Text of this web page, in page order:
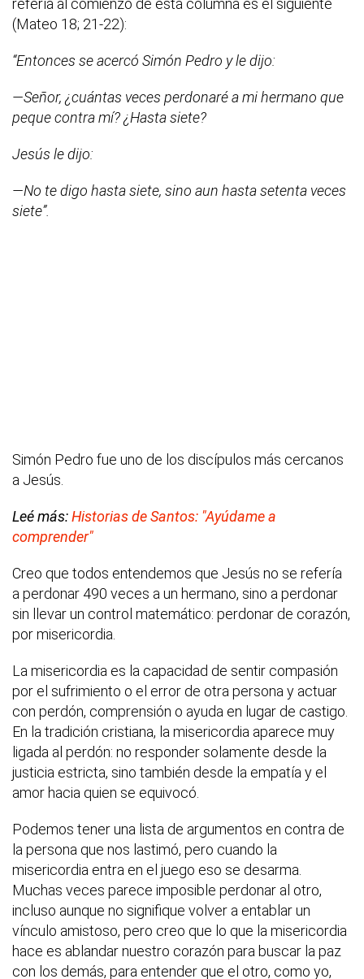
refería al comienzo de esta columna es el siguiente
(Mateo 18; 21-22):
“Entonces se acercó Simón Pedro y le dijo:
—Señor, ¿cuántas veces perdonaré a mi hermano que
peque contra mí? ¿Hasta siete?
Jesús le dijo:
—No te digo hasta siete, sino aun hasta setenta veces
siete”.
Simón Pedro fue uno de los discípulos más cercanos
a Jesús.
Leé más:Historias de Santos: "Ayúdame a
comprender"
Creo que todos entendemos que Jesús no se refería
a perdonar 490 veces a un hermano, sino a perdonar
sin llevar un control matemático: perdonar de corazón,
por misericordia.
La misericordia es la capacidad de sentir compasión
por el sufrimiento o el error de otra persona y actuar
con perdón, comprensión o ayuda en lugar de castigo.
En la tradición cristiana, la misericordia aparece muy
ligada al perdón: no responder solamente desde la
justicia estricta, sino también desde la empatía y el
amor hacia quien se equivocó.
Podemos tener una lista de argumentos en contra de
la persona que nos lastimó, pero cuando la
misericordia entra en el juego eso se desarma.
Muchas veces parece imposible perdonar al otro,
incluso aunque no signifique volver a entablar un
vínculo amistoso, pero creo que lo que la misericordia
hace es ablandar nuestro corazón para buscar la paz
con los demás, para entender que el otro, como yo,